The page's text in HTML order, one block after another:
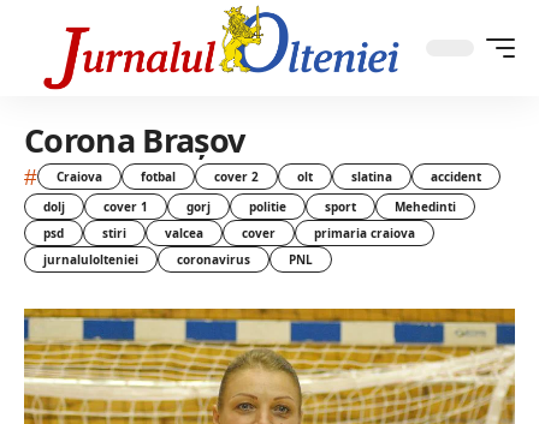
Corona Brașov
# Craiova fotbal cover 2 olt slatina
accident
dolj
cover 1 gorj politie sport
Mehedinti
psd
stiri valcea cover
primaria craiova
jurnalulolteniei
coronavirus PNL